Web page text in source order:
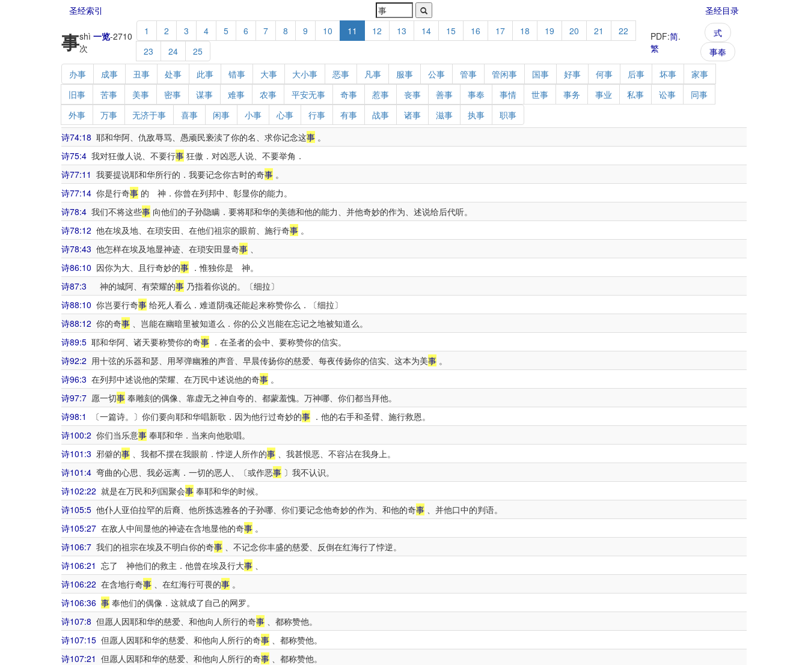
圣经索引 圣经目录
事shì 一览-2710
次
1 2 3 4 5 6 7 8 9 10 11 12 13 14 15 16 17 18 19 20 21
22
23
24 25
PDF:简.
繁
式
事奉
办事
成事 丑事 处事 此事 错事 大事 大小事 恶事 凡事 服事 公事 管事 管闲事 国事 好事 何事 后事 坏事
家事
旧事
苦事 美事 密事 谋事 难事 农事 平安无事 奇事 惹事 丧事 善事 事奉 事情 世事 事务 事业 私事 讼事
同事
外事
万事 无济于事 喜事 闲事 小事 心事 行事 有事 战事 诸事 滋事 执事
职事
诗74:18 耶和华阿、仇敌辱骂、愚顽民亵渎了你的名、求你记念这事 。
诗75:4 我对狂傲人说、不要行事 狂傲．对凶恶人说、不要举角．
诗77:11 我要提说耶和华所行的．我要记念你古时的奇事 。
诗77:14 你是行奇事 的 神．你曾在列邦中、彰显你的能力。
诗78:4 我们不将这些事 向他们的子孙隐瞒．要将耶和华的美德和他的能力、并他奇妙的作为、述说给后代听。
诗78:12 他在埃及地、在琐安田、在他们祖宗的眼前、施行奇事 。
诗78:43 他怎样在埃及地显神迹、在琐安田显奇事 、
诗86:10 因你为大、且行奇妙的事 ．惟独你是 神。
诗87:3 神的城阿、有荣耀的事 乃指着你说的。〔细拉〕
诗88:10 你岂要行奇事 给死人看么．难道阴魂还能起来称赞你么．〔细拉〕
诗88:12 你的奇事 、岂能在幽暗里被知道么．你的公义岂能在忘记之地被知道么。
诗89:5 耶和华阿、诸天要称赞你的奇事 ．在圣者的会中、要称赞你的信实。
诗92:2 用十弦的乐器和瑟、用琴弹幽雅的声音、早晨传扬你的慈爱、每夜传扬你的信实、这本为美事 。
诗96:3 在列邦中述说他的荣耀、在万民中述说他的奇事 。
诗97:7 愿一切事 奉雕刻的偶像、靠虚无之神自夸的、都蒙羞愧。万神哪、你们都当拜他。
诗98:1
〔一篇诗。〕你们要向耶和华唱新歌．因为他行过奇妙的事 ．他的右手和圣臂、施行救恩。
诗100:2 你们当乐意事 奉耶和华．当来向他歌唱。
诗101:3 邪僻的事 、我都不摆在我眼前．悖逆人所作的事 、我甚恨恶、不容沾在我身上。
诗101:4 弯曲的心思、我必远离．一切的恶人、〔或作恶事 〕我不认识。
诗102:22 就是在万民和列国聚会事 奉耶和华的时候。
诗105:5 他仆人亚伯拉罕的后裔、他所拣选雅各的子孙哪、你们要记念他奇妙的作为、和他的奇事 、并他口中的判语。
诗105:27 在敌人中间显他的神迹在含地显他的奇事 。
诗106:7 我们的祖宗在埃及不明白你的奇事 、不记念你丰盛的慈爱、反倒在红海行了悖逆。
诗106:21 忘了 神他们的救主．他曾在埃及行大事 、
诗106:22 在含地行奇事 、在红海行可畏的事 。
诗106:36 事 奉他们的偶像．这就成了自己的网罗。
诗107:8 但愿人因耶和华的慈爱、和他向人所行的奇事 、都称赞他。
诗107:15 但愿人因耶和华的慈爱、和他向人所行的奇事 、都称赞他。
诗107:21 但愿人因耶和华的慈爱、和他向人所行的奇事 、都称赞他。